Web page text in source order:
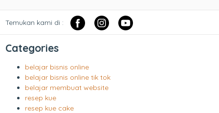
Temukan kami di :
Categories
belajar bisnis online
belajar bisnis online tik tok
belajar membuat website
resep kue
resep kue cake